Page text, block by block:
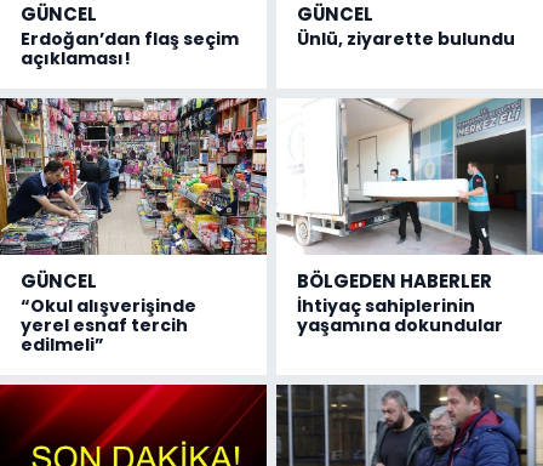
GÜNCEL
Erdoğan’dan flaş seçim
açıklaması!
GÜNCEL
Ünlü, ziyarette bulundu
GÜNCEL
“Okul alışverişinde
yerel esnaf tercih
edilmeli”
BÖLGEDEN HABERLER
İhtiyaç sahiplerinin
yaşamına dokundular